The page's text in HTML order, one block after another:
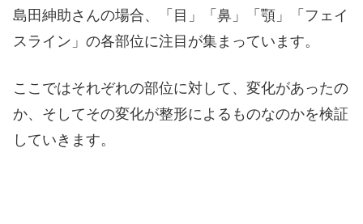
島田紳助さんの場合、「目」「鼻」「顎」「フェイ
スライン」の各部位に注目が集まっています。
ここではそれぞれの部位に対して、変化があったの
か、そしてその変化が整形によるものなのかを検証
していきます。